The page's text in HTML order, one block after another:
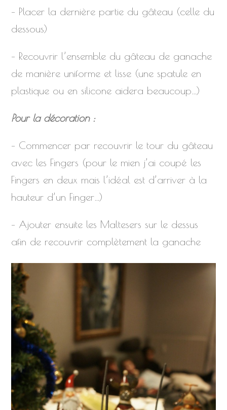
– Placer la dernière partie du gâteau (celle du
dessous)
– Recouvrir l’ensemble du gâteau de ganache
de manière uniforme et lisse (une spatule en
plastique ou en silicone aidera beaucoup…)
Pour la décoration :
– Commencer par recouvrir le tour du gâteau
avec les Fingers (pour le mien j’ai coupé les
Fingers en deux mais l’idéal est d’arriver à la
hauteur d’un Finger…)
– Ajouter ensuite les Maltesers sur le dessus
afin de recouvrir complètement la ganache